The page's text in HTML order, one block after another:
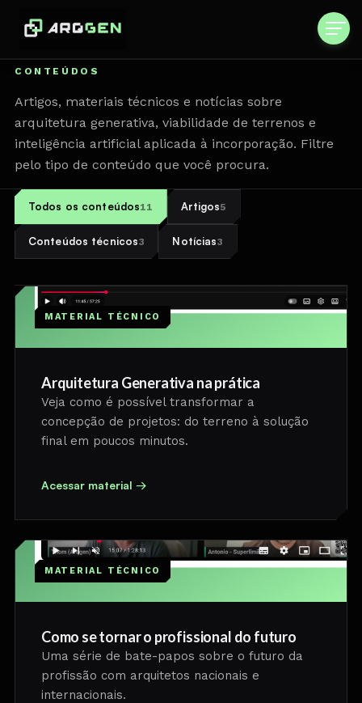
CONTEÚDOS
Artigos, materiais técnicos e notícias sobre
arquitetura generativa, viabilidade de terrenos e
inteligência artificial aplicada à incorporação. Filtre
pelo tipo de conteúdo que você procura.
Todos os conteúdos11 Artigos5
Conteúdos técnicos3 Notícias3
MATERIAL TÉCNICO
Arquitetura Generativa na prática
Veja como é possível transformar a
concepção de projetos: do terreno à solução
final em poucos minutos.
Acessar material →
MATERIAL TÉCNICO
Como se tornar o profissional do futuro
Uma série de bate-papos sobre o futuro da
profissão com arquitetos nacionais e
internacionais.